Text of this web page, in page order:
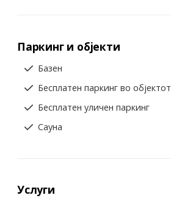
Паркинг и објекти
Базен
Бесплатен паркинг во објектот
Бесплатен уличен паркинг
Сауна
Услуги